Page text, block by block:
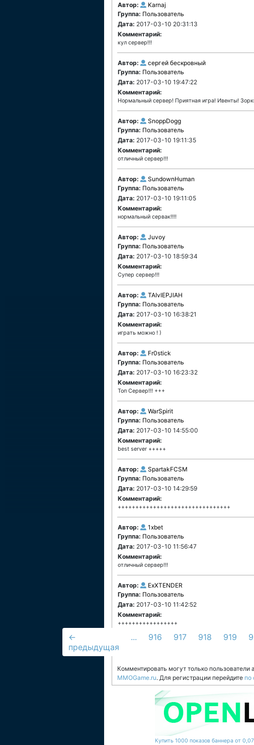
Автор:
Karnaj
Группа: Пользователь
Дата: 2017-03-10 20:31:13
Комментарий:
кул сервер!!!
Автор:
сергей бескровный
Группа: Пользователь
Дата: 2017-03-10 19:47:22
Комментарий:
Нормальный сервер! Приятная игра! Ивенты!
Автор:
SnoppDogg
Группа: Пользователь
Дата: 2017-03-10 19:11:35
Комментарий:
отличный сервер!!!
Автор:
SundownHuman
Группа: Пользователь
Дата: 2017-03-10 19:11:05
Комментарий:
нормальный сервак!!!!
Автор:
Juvoy
Группа: Пользователь
Дата: 2017-03-10 18:59:34
Комментарий:
Супер сервер!!!
Автор:
TAIvIEPJlAH
Группа: Пользователь
Дата: 2017-03-10 16:38:21
Комментарий:
играть можно ! )
Автор:
Fr0stick
Группа: Пользователь
Дата: 2017-03-10 16:23:32
Комментарий:
Топ Сервер!!! +++
Автор:
WarSpirit
Группа: Пользователь
Дата: 2017-03-10 14:55:00
Комментарий:
best server +++++
Автор:
SpartakFCSM
Группа: Пользователь
Дата: 2017-03-10 14:29:59
Комментарий:
++++++++++++++++++++++++++++++++
Автор:
1xbet
Группа: Пользователь
Дата: 2017-03-10 11:56:47
Комментарий:
отличный сервер!!!
Автор:
ExXTENDER
Группа: Пользователь
Дата: 2017-03-10 11:42:52
Комментарий:
+++++++++++++++++
←
предыдущая
... 916 917 918 919
Комментировать могут только
MMOGame.ru. Для регистрации перейдите по
Купить 1000 показов баннера от